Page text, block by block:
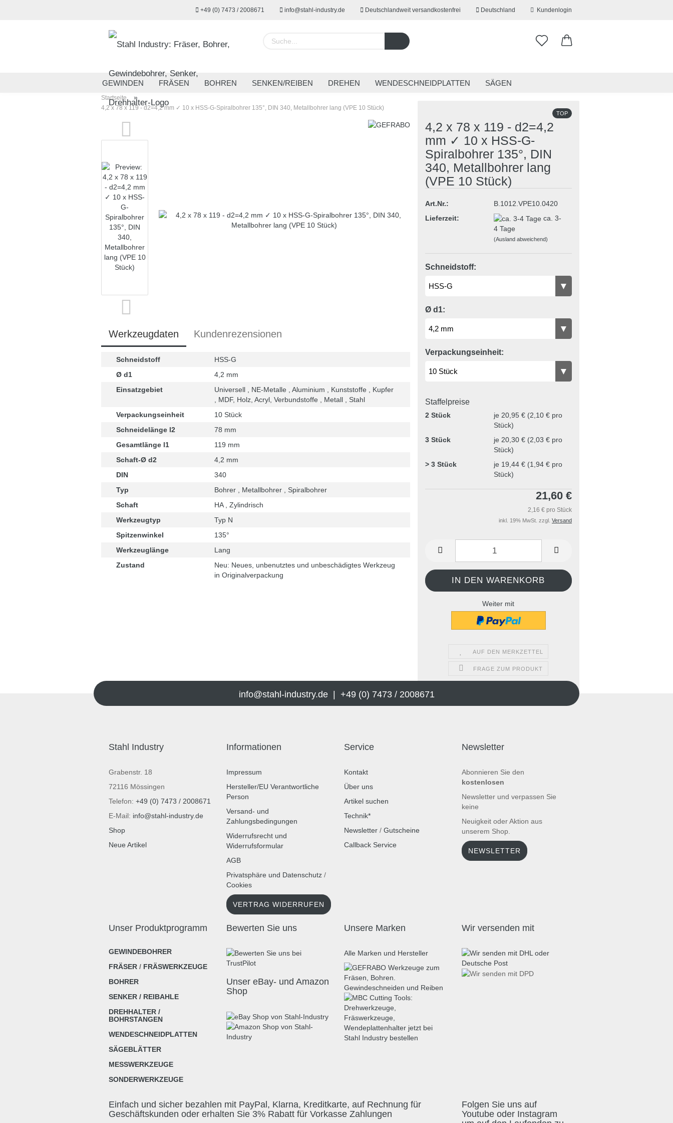
+49 (0) 7473 / 2008671 info@stahl-industry.de Deutschlandweit versandkostenfrei Deutschland
Lieferland
Kundenlogin
Konto erstellen
Passwort vergessen?
GEWINDEN FRÄSEN BOHREN SENKEN/REIBEN DREHEN WENDESCHNEIDPLATTEN SÄGEN
MESSTECHNIK
Startseite »
4,2 x 78 x 119 - d2=4,2 mm ✓ 10 x HSS-G-Spiralbohrer 135°, DIN 340, Metallbohrer lang (VPE 10 Stück)
TOP
4,2 x 78 x 119 - d2=4,2
mm ✓ 10 x HSS-G-
Spiralbohrer 135°, DIN
340, Metallbohrer lang
(VPE 10 Stück)
Art.Nr.:
B.1012.VPE10.0420
Lieferzeit:
ca. 3-
4 Tage
(Ausland abweichend)
Schneidstoff:
Ø d1:
Verpackungseinheit:
Staffelpreise
2 Stück
je 20,95 € (2,10 € pro
Stück)
3 Stück
je 20,30 € (2,03 € pro
Stück)
> 3 Stück
je 19,44 € (1,94 € pro
Stück)
21,60 €
2,16 € pro Stück
inkl. 19% MwSt. zzgl. Versand
Weiter mit
AUF DEN MERKZETTEL
FRAGE ZUM PRODUKT
Werkzeugdaten Kundenrezensionen
Schneidstoff
HSS-G
Ø d1
4,2 mm
Einsatzgebiet
Universell , NE-Metalle , Aluminium , Kunststoffe , Kupfer
, MDF, Holz, Acryl, Verbundstoffe , Metall , Stahl
Verpackungseinheit
10 Stück
Schneidelänge l2
78 mm
Gesamtlänge l1
119 mm
Schaft-Ø d2
4,2 mm
DIN
340
Typ
Bohrer , Metallbohrer , Spiralbohrer
Schaft
HA , Zylindrisch
Werkzeugtyp
Typ N
Spitzenwinkel
135°
Werkzeuglänge
Lang
Zustand
Neu: Neues, unbenutztes und unbeschädigtes Werkzeug
in Originalverpackung
info@stahl-industry.de | +49 (0) 7473 / 2008671
Stahl Industry
Grabenstr. 18
72116 Mössingen
Telefon: +49 (0) 7473 / 2008671
E-Mail: info@stahl-industry.de
Shop
Neue Artikel
Informationen
Impressum
Hersteller/EU Verantwortliche
Person
Versand- und
Zahlungsbedingungen
Widerrufsrecht und
Widerrufsformular
AGB
Privatsphäre und Datenschutz /
Cookies
VERTRAG WIDERRUFEN
Service
Kontakt
Über uns
Artikel suchen
Technik*
Newsletter / Gutscheine
Callback Service
Newsletter
Abonnieren Sie den
kostenlosen
Newsletter und verpassen Sie
keine
Neuigkeit oder Aktion aus
unserem Shop.
NEWSLETTER
Unser Produktprogramm
GEWINDEBOHRER
FRÄSER / FRÄSWERKZEUGE
BOHRER
SENKER / REIBAHLE
DREHHALTER /
BOHRSTANGEN
WENDESCHNEIDPLATTEN
SÄGEBLÄTTER
MESSWERKZEUGE
SONDERWERKZEUGE
Bewerten Sie uns
Unser eBay- und Amazon
Shop
Unsere Marken
Alle Marken und Hersteller
Wir versenden mit
Einfach und sicher bezahlen mit PayPal, Klarna, Kreditkarte, auf Rechnung für
Geschäftskunden oder erhalten Sie 3% Rabatt für Vorkasse Zahlungen
Folgen Sie uns auf
Youtube oder Instagram